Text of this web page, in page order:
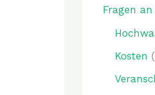
h
Fragen
Kosten